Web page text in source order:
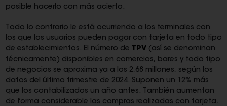
posible hacerlo con más acierto.
Todo lo contrario le está ocurriendo a los terminales con
los que los usuarios pueden pagar con tarjeta en todo tipo
de establecimientos. El número de TPV (así se denominan
técnicamente) disponibles en comercios, bares y todo tipo
de negocios se aproxima ya a los 2,68 millones, según los
datos del último trimestre de 2024. Suponen un 12% más
que los contabilizados un año antes. También aumentan
de forma considerable las compras realizadas con tarjeta.